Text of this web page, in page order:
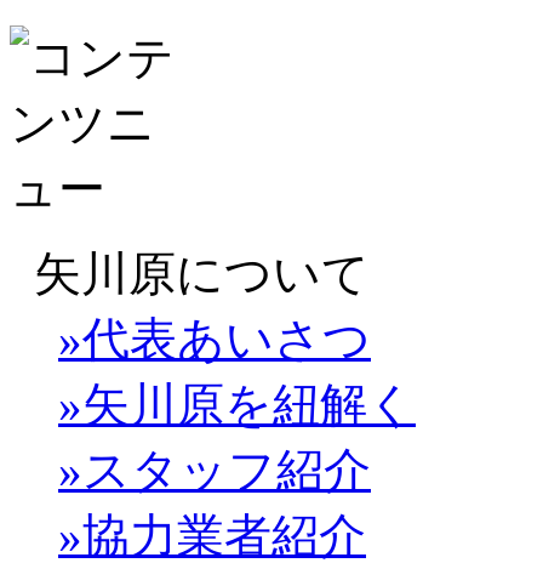
矢川原について
»代表あいさつ
»矢川原を紐解く
»スタッフ紹介
»協力業者紹介